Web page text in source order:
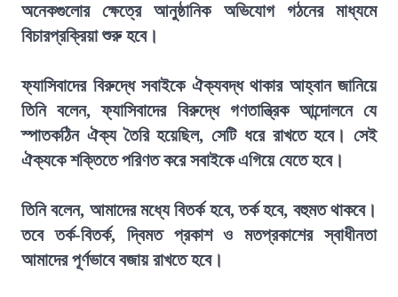
অনেকগুলোর ক্ষেত্রে আনুষ্ঠানিক অভিযোগ গঠনের মাধ্যমে
বিচারপ্রক্রিয়া শুরু হবে।
ফ্যাসিবাদের বিরুদ্ধে সবাইকে ঐক্যবদ্ধ থাকার আহ্বান জানিয়ে
তিনি বলেন, ফ্যাসিবাদের বিরুদ্ধে গণতান্ত্রিক আন্দোলনে যে
স্পাতকঠিন ঐক্য তৈরি হয়েছিল, সেটি ধরে রাখতে হবে। সেই
ঐক্যকে শক্তিতে পরিণত করে সবাইকে এগিয়ে যেতে হবে।
তিনি বলেন, আমাদের মধ্যে বিতর্ক হবে, তর্ক হবে, বহুমত থাকবে।
তবে তর্ক-বিতর্ক, দ্বিমত প্রকাশ ও মতপ্রকাশের স্বাধীনতা
আমাদের পূর্ণভাবে বজায় রাখতে হবে।